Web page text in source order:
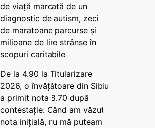
de viață marcată de un
diagnostic de autism, zeci
de maratoane parcurse și
milioane de lire strânse în
scopuri caritabile
De la 4.90 la Titularizare
2026, o învățătoare din Sibiu
a primit nota 8.70 după
contestație: Când am văzut
nota inițială, nu mă puteam